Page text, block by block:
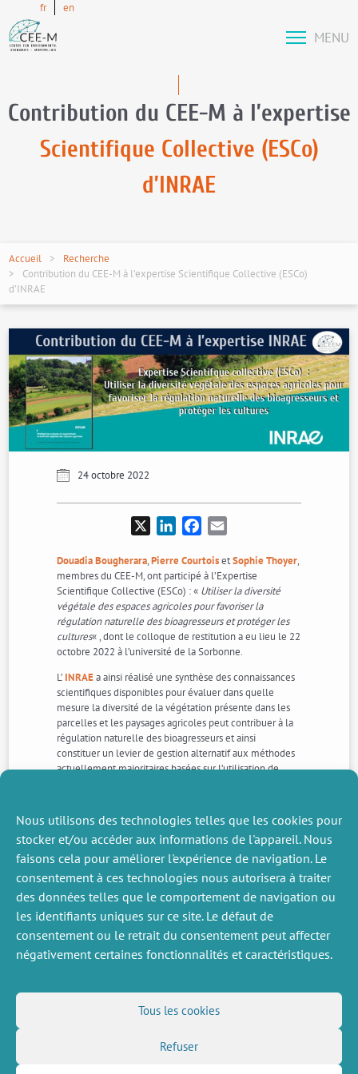
Nous utilisons des technologies telles que les cookies pour
stocker et/ou accéder aux informations de l'appareil. Nous
faisons cela pour améliorer l'expérience de navigation. Le
consentement à ces technologies nous autorisera à traiter
des données telles que le comportement de navigation ou
les identifiants uniques sur ce site. Le défaut de
consentement ou le retrait du consentement peut affecter
négativement certaines fonctionnalités et caractéristiques.
Tous les cookies
Refuser
fr en
MENU
Contribution du CEE-M à l’expertise
Scientifique Collective (ESCo)
d’INRAE
Accueil
Recherche
Contribution du CEE-M à l’expertise Scientifique Collective (ESCo)
d’INRAE
24 octobre 2022
LinkedInFacebook
Douadia Bougherara,Pierre CourtoisetSophie Thoyer,
membres du CEE-M, ont participé à l’Expertise
Scientifique Collective (ESCo) : « Utiliser la diversité
végétale des espaces agricoles pour favoriser la
régulation naturelle des bioagresseurs et protéger les
cultures« , dont le colloque de restitution a eu lieu le 22
octobre 2022 à l’université de la Sorbonne.
L’ INRAEa ainsi réalisé une synthèse des connaissances
scientifiques disponibles pour évaluer dans quelle
mesure la diversité de la végétation présente dans les
parcelles et les paysages agricoles peut contribuer à la
régulation naturelle des bioagresseurs et ainsi
constituer un levier de gestion alternatif aux méthodes
actuellement majoritaires basées sur l’utilisation de
Consulter la synthèse de l’ESCo >>>
Consulter le diaporama du colloque du 20
ocotbre 2022 >>>
ACTUALITÉS
SUIVANTS
ACTUALITÉS
DIVERS
Mentions légales
NOUS SUIVRE
Réseaux sociaux
(Twitter)